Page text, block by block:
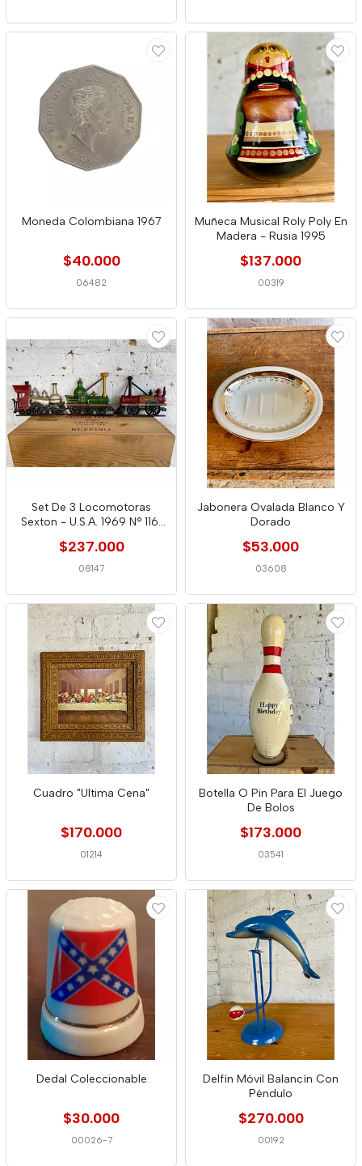
Moneda Colombiana 1967
$40.000
06482
Muñeca Musical Roly Poly En
Madera - Rusia 1995
$137.000
00319
Set De 3 Locomotoras
Sexton - U.S.A. 1969 N° 1161
$237.000
08147
Jabonera Ovalada Blanco Y
Dorado
$53.000
03608
Cuadro "Ultima Cena"
$170.000
01214
Botella O Pin Para El Juego
De Bolos
$173.000
03541
Dedal Coleccionable
$30.000
00026-7
Delfín Móvil Balancín Con
Péndulo
$270.000
00192